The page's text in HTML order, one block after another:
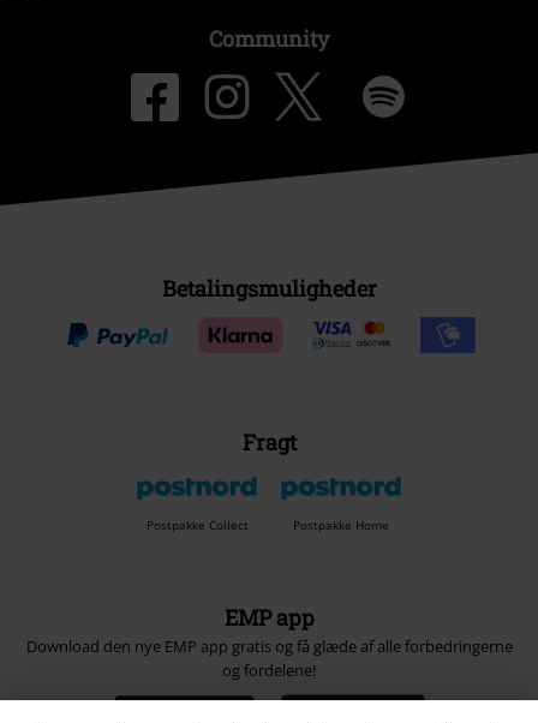
Community
Betalingsmuligheder
Fragt
Postpakke Collect Postpakke Home
EMP app
Download den nye EMP app gratis og få glæde af alle forbedringerne
og fordelene!